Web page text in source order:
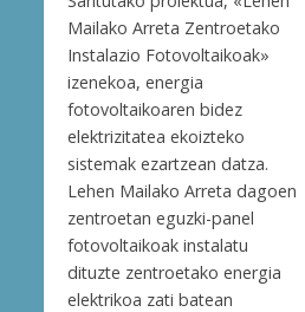
Mailako Arreta Zentroetako
Instalazio Fotovoltaikoak»
izenekoa, energia
fotovoltaikoaren bidez
elektrizitatea ekoizteko
sistemak ezartzean datza.
Lehen Mailako Arreta dagoen
zentroetan eguzki-panel
fotovoltaikoak instalatu
dituzte zentroetako energia
elektrikoa zati batean